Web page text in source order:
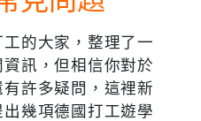
工的大家，整理了一
訊，但相信你對於
許多疑問，這裡新
幾項德國打工遊學